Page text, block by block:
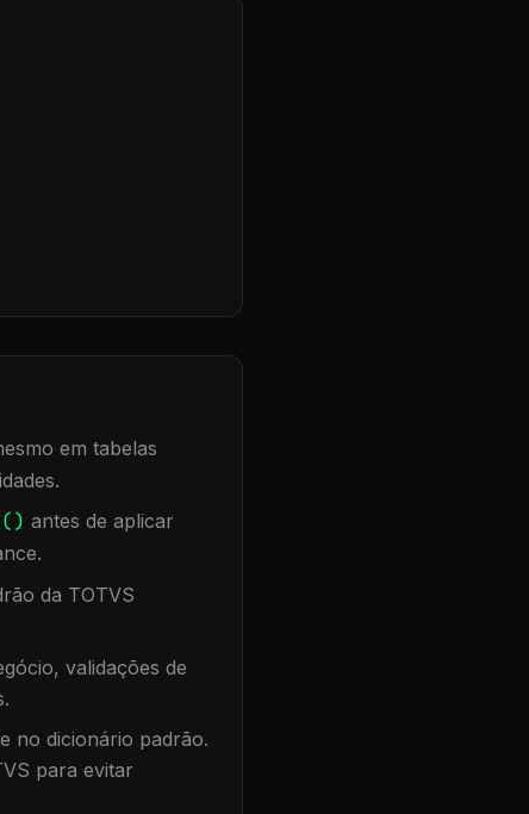
em tabelas
antes de aplicar
da TOTVS
validações de
no dicionário padrão.
para evitar